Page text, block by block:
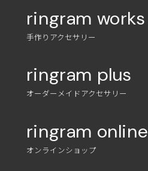
ringram works
手作りアクセサリー
ringram plus
オーダーメイドアクセサリー
ringram online
オンラインショップ